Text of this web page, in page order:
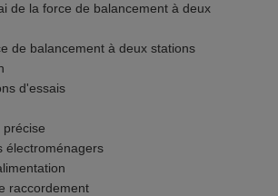
de la force de balancement à deux
de balancement à deux stations
d'essais
précise
électroménagers
raccordement